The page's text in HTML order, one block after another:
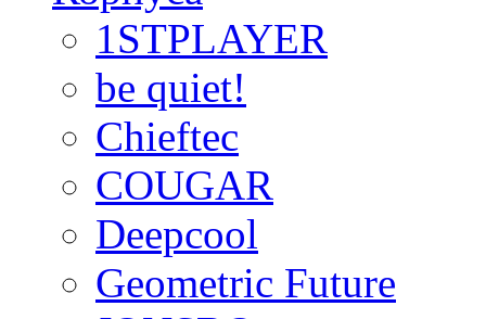
1STPLAYER
be quiet!
Chieftec
COUGAR
Deepcool
Geometric Future